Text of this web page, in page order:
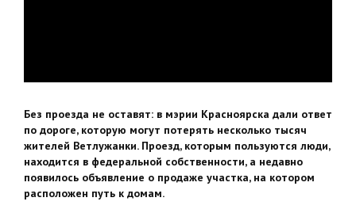
Без проезда не оставят: в мэрии Красноярска дали ответ
по дороге, которую могут потерять несколько тысяч
жителей Ветлужанки. Проезд, которым пользуются люди,
находится в федеральной собственности, а недавно
появилось объявление о продаже участка, на котором
расположен путь к домам.